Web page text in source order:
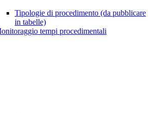
Tipologie di procedimento (da pubblicare
in tabelle)
tempi procedimentali